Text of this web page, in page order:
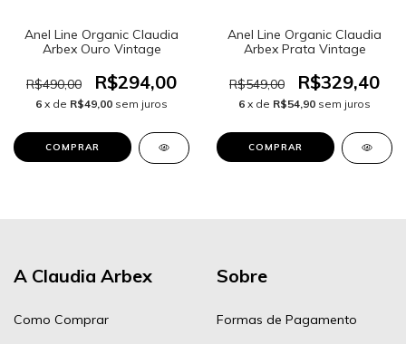
Anel Line Organic Claudia
Arbex Ouro Vintage
R$490,00 R$294,00
6 x de R$49,00 sem juros
Anel Line Organic Claudia
Arbex Prata Vintage
R$549,00 R$329,40
6 x de R$54,90 sem juros
COMPRAR
A Claudia Arbex
Como Comprar
Sobre
Formas de Pagamento